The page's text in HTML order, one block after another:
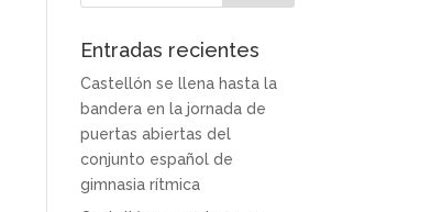
Entradas recientes
Castellón se llena hasta la
bandera en la jornada de
puertas abiertas del
conjunto español de
gimnasia rítmica